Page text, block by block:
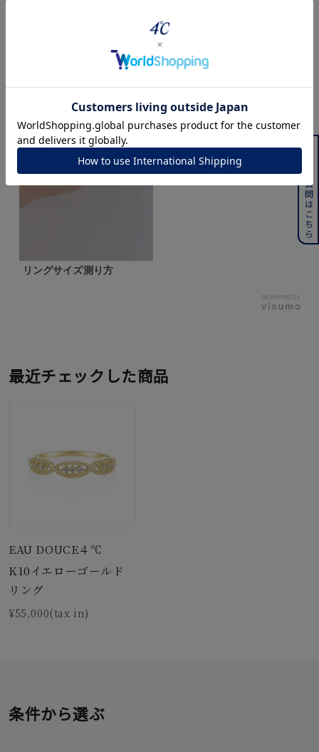
リングサイズ測り方
powered by
最近チェックした商品
EAU DOUCE４℃
K10イエローゴールド
リング
¥55,000(tax in)
条件から選ぶ
よくある質問はこちら